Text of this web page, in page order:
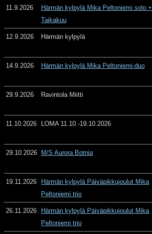
11.9.2026
Härmän kylpylä Mika Peltoniemi solo +
Taikakuu
12.9.2026 Härmän kylpylä
14.9.2026 Härmän kylpylä Mika Peltoniemi-duo
29.9.2026 Ravintola Miitti
11.10.2026 LOMA 11.10.-19.10.2026
29.10.2026 M/S Aurora Botnia
19.11.2026
Härmän kylpylä Päiväpikkujoulut Mika
Peltoniemi trio
26.11.2026
Härmän kylpylä Päiväpikkujoulut Mika
Peltoniemi trio